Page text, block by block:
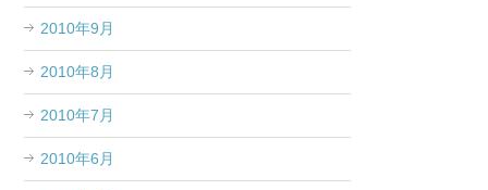
2010年9月
2010年8月
2010年7月
2010年6月